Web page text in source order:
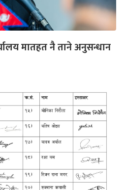
मातहत नै ताने अनुसन्धान